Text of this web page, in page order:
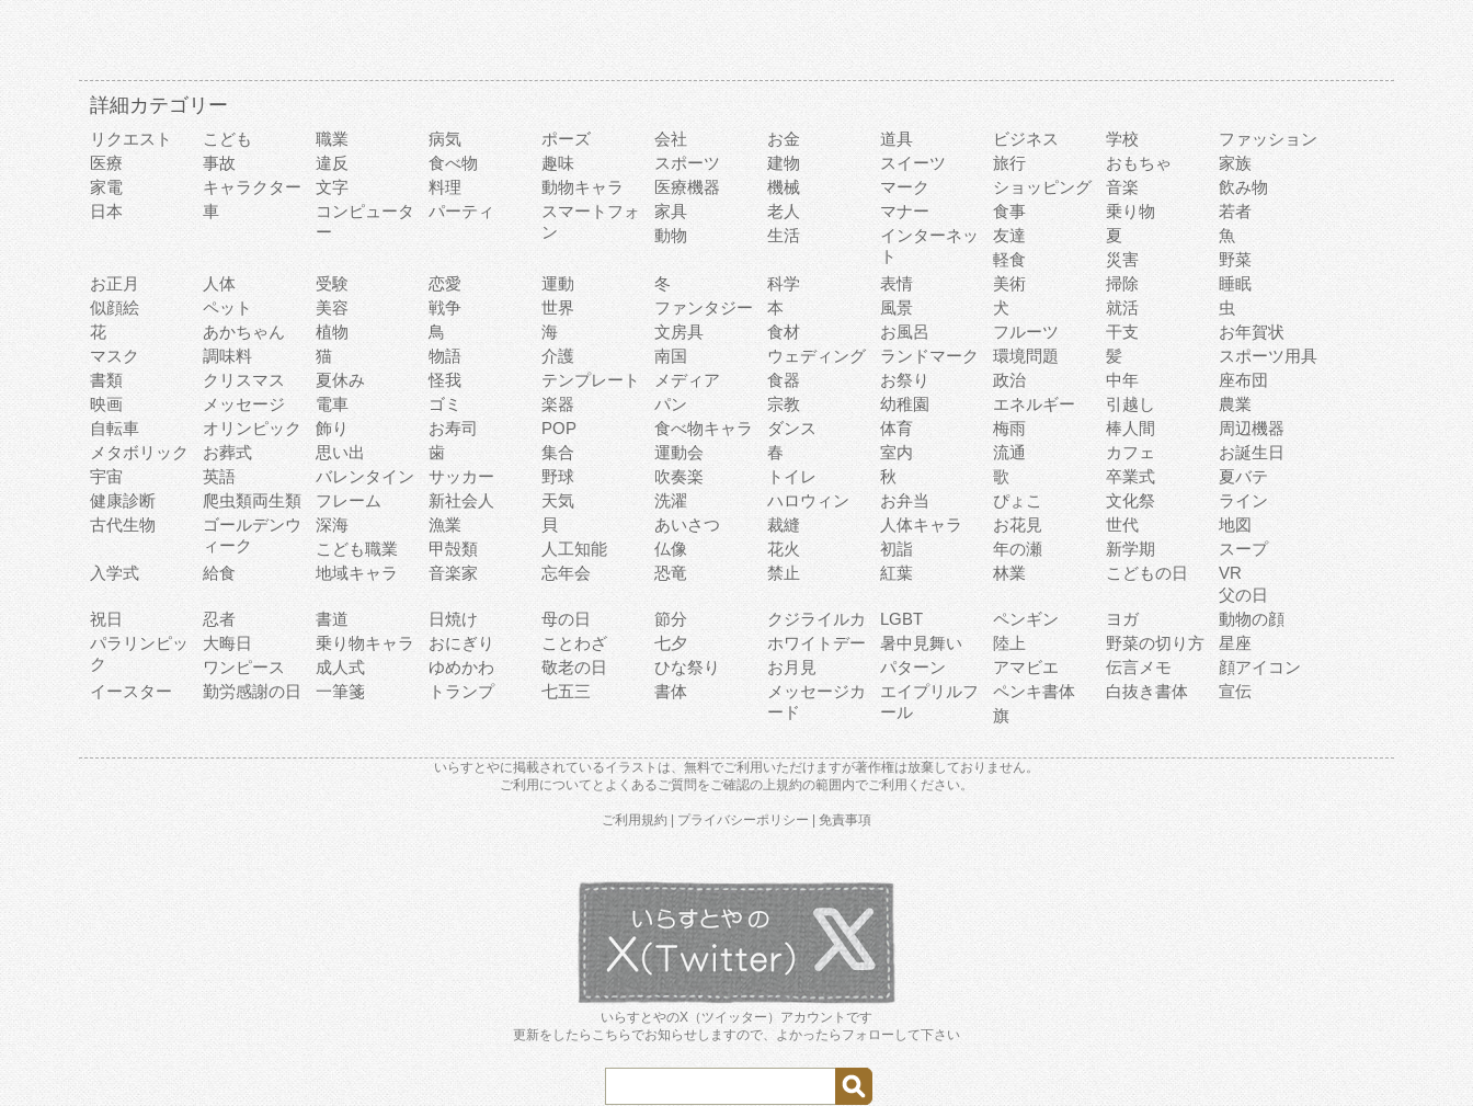
詳細カテゴリー
リクエスト こども 職業 病気 ポーズ 会社 お金 道具 ビジネス 学校
ファッション
医療
事故 違反 食べ物 趣味 スポーツ 建物 スイーツ 旅行 おもちゃ
家族
家電
キャラクター 文字 料理 動物キャラ 医療機器 機械 マーク ショッピング 音楽
飲み物
日本
車
コンピュータ
ー
パーティ
スマートフォ
ン
家具 老人 マナー 食事 乗り物
若者
動物
生活
インターネッ
ト
友達 夏
魚
軽食
災害
野菜
お正月
人体 受験 恋愛 運動 冬 科学 表情 美術 掃除
睡眠
似顔絵
ペット 美容 戦争 世界 ファンタジー 本 風景 犬 就活
虫
花
あかちゃん 植物 鳥 海 文房具 食材 お風呂 フルーツ 干支
お年賀状
マスク
調味料 猫 物語 介護 南国 ウェディング ランドマーク 環境問題 髪
スポーツ用具
書類
クリスマス 夏休み 怪我 テンプレート メディア 食器 お祭り 政治 中年
座布団
映画
メッセージ 電車 ゴミ 楽器 パン 宗教 幼稚園 エネルギー 引越し
農業
自転車
オリンピック 飾り お寿司 POP 食べ物キャラ ダンス 体育 梅雨 棒人間
周辺機器
メタボリック
お葬式 思い出 歯 集合 運動会 春 室内 流通 カフェ
お誕生日
宇宙
英語 バレンタイン サッカー 野球 吹奏楽 トイレ 秋 歌 卒業式
夏バテ
健康診断
爬虫類両生類 フレーム 新社会人 天気 洗濯 ハロウィン お弁当 ぴょこ 文化祭
ライン
古代生物
ゴールデンウ
ィーク
深海 漁業 貝 あいさつ 裁縫 人体キャラ お花見 世代
地図
こども職業
甲殻類 人工知能 仏像 花火 初詣 年の瀬 新学期
スープ
入学式
給食 地域キャラ 音楽家 忘年会 恐竜 禁止 紅葉 林業 こどもの日
VR
父の日
祝日
忍者 書道 日焼け 母の日 節分 クジライルカ LGBT ペンギン ヨガ
動物の顔
パラリンピッ
ク
大晦日 乗り物キャラ おにぎり ことわざ 七夕 ホワイトデー 暑中見舞い 陸上 野菜の切り方
星座
ワンピース
成人式 ゆめかわ 敬老の日 ひな祭り お月見 パターン アマビエ 伝言メモ
顔アイコン
イースター
勤労感謝の日 一筆箋 トランプ 七五三 書体
メッセージカ
ード
エイプリルフ
ール
ペンキ書体 白抜き書体
宣伝
旗
いらすとやに掲載されているイラストは、無料でご利用いただけますが著作権は放棄しておりません。
ご利用について と よくあるご質問をご確認の上規約の範囲内でご利用ください。
ご利用規約 プライバシーポリシー 免責事項
いらすとやのX（ツイッター）アカウントです
更新をしたらこちらでお知らせしますので、よかったらフォローして下さい